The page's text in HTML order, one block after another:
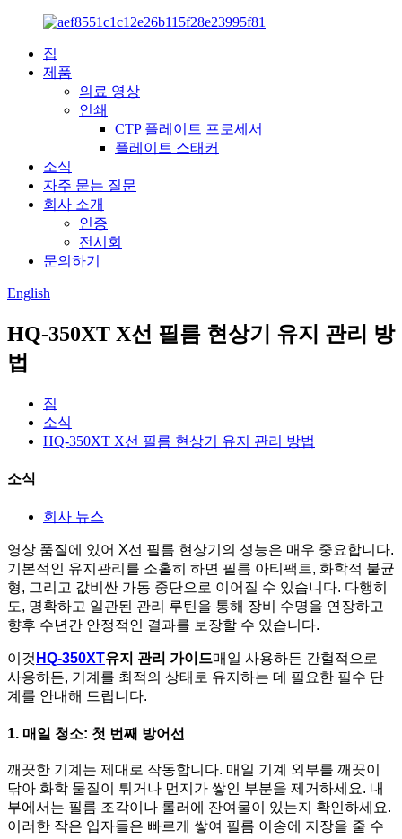
집
제품
의료 영상
인쇄
CTP 플레이트 프로세서
플레이트 스태커
소식
자주 묻는 질문
회사 소개
인증
전시회
문의하기
English
HQ-350XT X선 필름 현상기 유지 관리 방
법
집
소식
HQ-350XT X선 필름 현상기 유지 관리 방법
소식
회사 뉴스
영상 품질에 있어 X선 필름 현상기의 성능은 매우 중요합니다.
기본적인 유지관리를 소홀히 하면 필름 아티팩트, 화학적 불균
형, 그리고 값비싼 가동 중단으로 이어질 수 있습니다. 다행히
도, 명확하고 일관된 관리 루틴을 통해 장비 수명을 연장하고
향후 수년간 안정적인 결과를 보장할 수 있습니다.
이것 HQ-350XT유지 관리 가이드매일 사용하든 간헐적으로
사용하든, 기계를 최적의 상태로 유지하는 데 필요한 필수 단
계를 안내해 드립니다.
1. 매일 청소: 첫 번째 방어선
깨끗한 기계는 제대로 작동합니다. 매일 기계 외부를 깨끗이
닦아 화학 물질이 튀거나 먼지가 쌓인 부분을 제거하세요. 내
부에서는 필름 조각이나 롤러에 잔여물이 있는지 확인하세요.
이러한 작은 입자들은 빠르게 쌓여 필름 이송에 지장을 줄 수